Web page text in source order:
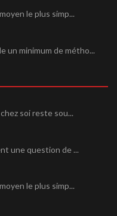
le plus simp...
un minimum de métho...
soi reste sou...
une question de ...
le plus simp...